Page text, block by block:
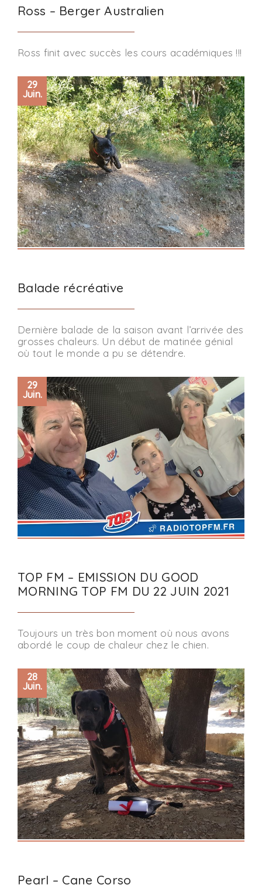
Ross – Berger Australien
Ross finit avec succès les cours académiques !!!
Balade récréative
29
Juin.
Dernière balade de la saison avant l’arrivée des
grosses chaleurs. Un début de matinée génial
où tout le monde a pu se détendre.
TOP FM – EMISSION DU GOOD
MORNING TOP FM DU 22 JUIN 2021
29
Juin.
Toujours un très bon moment où nous avons
abordé le coup de chaleur chez le chien.
Pearl – Cane Corso
28
Juin.